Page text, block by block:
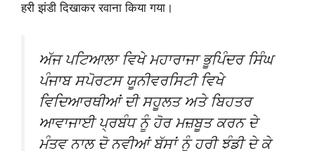
हरी झंडी दिखाकर रवाना किया गया।
ਅੱਜ ਪਟਿਆਲਾ ਵਿਖੇ ਮਹਾਰਾਜਾ ਭੂਪਿੰਦਰ ਸਿੰਘ
ਪੰਜਾਬ ਸਪੋਰਟਸ ਯੂਨੀਵਰਸਿਟੀ ਵਿਖੇ
ਵਿਦਿਆਰਥੀਆਂ ਦੀ ਸਹੂਲਤ ਅਤੇ ਬਿਹਤਰ
ਆਵਾਜਾਈ ਪ੍ਰਬੰਧ ਨੂੰ ਹੋਰ ਮਜ਼ਬੂਤ ਕਰਨ ਦੇ
ਮੰਤਵ ਨਾਲ ਦੋ ਨਵੀਆਂ ਬੱਸਾਂ ਨੂੰ ਹਰੀ ਝੰਡੀ ਦੇ ਕੇ